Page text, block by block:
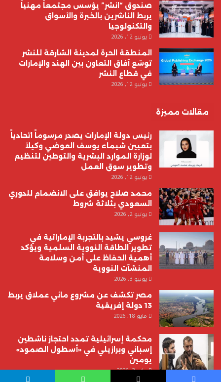
صندوق “انشر” يؤسس مجتمعاً مهنياً
يربط الناشرين بالخبرة والأسواق
والتكنولوجيا
يونيو 12, 2026
المنطقة الحرة لمدينة الشارقة للنشر
توسّع آفاق التعاون بين الهند والإمارات
في قطاع النشر
يونيو 12, 2026
مقالات مميزة
رئيس دولة الإمارات يصدر مرسوماً اتحادياً
بتعيين شيماء يوسف العوضي وكيلاً
لوزارة الموارد البشرية والتوطين لتنظيم
وتطوير سوق العمل
يونيو 12, 2026
محمد صلاح يوافق على الانضمام للدوري
السعودي بثلاثة شروط
يونيو 2, 2026
غروسي يشيد بالتجربة الإماراتية في
تطوير الطاقة النووية السلمية ويؤكد
أهمية الحفاظ على أمن وسلامة
المنشآت النووية
يونيو 3, 2026
مصر تكشف عن مشروع مائي عملاق يربط
13 دولة إفريقية
مايو 18, 2026
محكمة إسرائيلية تمدد احتجاز ناشطين
إسباني وبرازيلي في «أسطول الصمود»
يومين
مايو 3, 2026